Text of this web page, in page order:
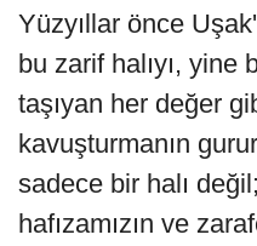
Yüzyıllar önce
bu zarif halıyı, yine
taşıyan her değer
kavuşturmanın
sadece bir halı
hafızamızın ve